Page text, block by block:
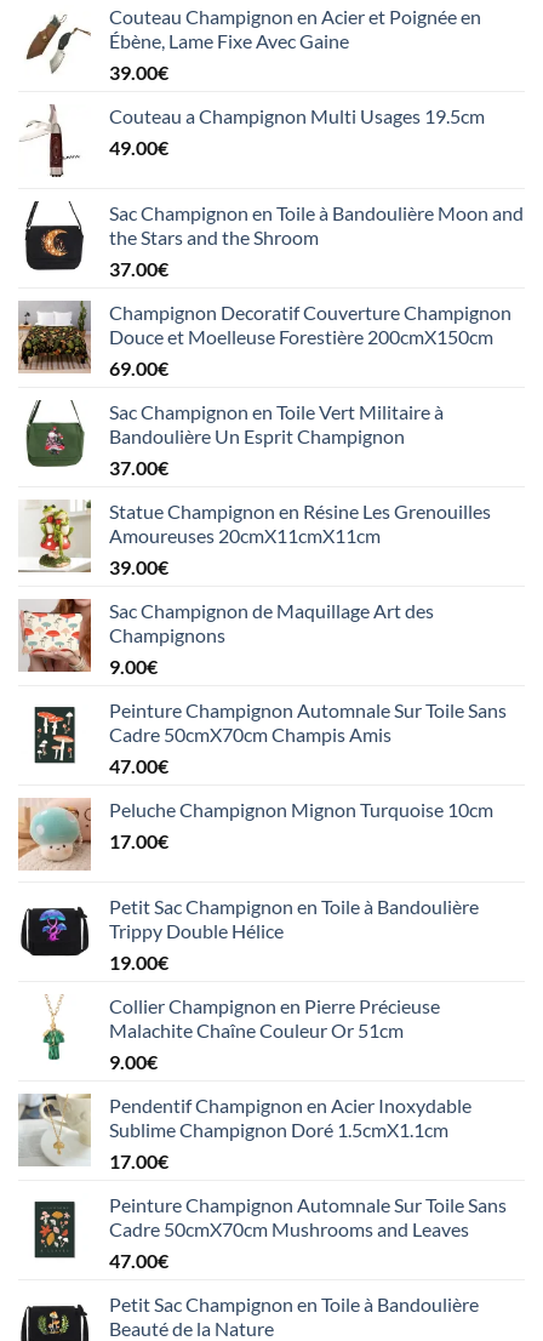
Couteau Champignon en Acier et Poignée en
Ébène, Lame Fixe Avec Gaine
39.00€
Couteau a Champignon Multi Usages 19.5cm
49.00€
Sac Champignon en Toile à Bandoulière Moon and
the Stars and the Shroom
37.00€
Champignon Decoratif Couverture Champignon
Douce et Moelleuse Forestière 200cmX150cm
69.00€
Sac Champignon en Toile Vert Militaire à
Bandoulière Un Esprit Champignon
37.00€
Statue Champignon en Résine Les Grenouilles
Amoureuses 20cmX11cmX11cm
39.00€
Sac Champignon de Maquillage Art des
Champignons
9.00€
Peinture Champignon Automnale Sur Toile Sans
Cadre 50cmX70cm Champis Amis
47.00€
Peluche Champignon Mignon Turquoise 10cm
17.00€
Petit Sac Champignon en Toile à Bandoulière
Trippy Double Hélice
19.00€
Collier Champignon en Pierre Précieuse
Malachite Chaîne Couleur Or 51cm
9.00€
Pendentif Champignon en Acier Inoxydable
Sublime Champignon Doré 1.5cmX1.1cm
17.00€
Peinture Champignon Automnale Sur Toile Sans
Cadre 50cmX70cm Mushrooms and Leaves
47.00€
Petit Sac Champignon en Toile à Bandoulière
Beauté de la Nature